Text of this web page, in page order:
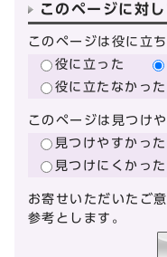
このページに対
このページは役に立
役に立った
役に立たなかった
このページは見つけ
見つけやすかった
見つけにくかった
お寄せいただいたご
参考とします。